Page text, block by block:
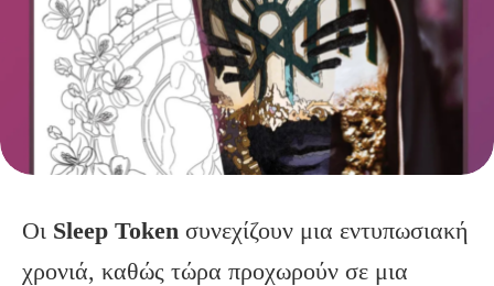
Οι Sleep Token συνεχίζουν μια εντυπωσιακή
χρονιά, καθώς τώρα προχωρούν σε μια